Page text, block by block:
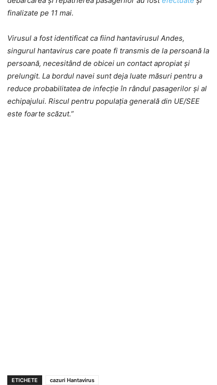
finalizate pe 11 mai.
Virusul a fost identificat ca fiind hantavirusul Andes,
singurul hantavirus care poate fi transmis de la persoană la
persoană, necesitând de obicei un contact apropiat și
prelungit. La bordul navei sunt deja luate măsuri pentru a
reduce probabilitatea de infecție în rândul pasagerilor și al
echipajului. Riscul pentru populația generală din UE/SEE
este foarte scăzut.”
ETICHETE
cazuri Hantavirus